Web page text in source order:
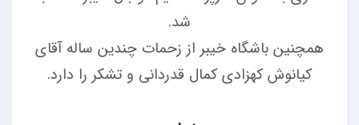
شد.
همچنین باشگاه خیبر از زحمات چندین ساله آقای
کیانوش کهزادی کمال قدردانی و تشکر را دارد.